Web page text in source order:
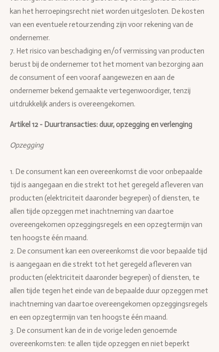
kan het herroepingsrecht niet worden uitgesloten. De kosten
van een eventuele retourzending zijn voor rekening van de
ondernemer.
7. Het risico van beschadiging en/of vermissing van producten
berust bij de ondernemer tot het moment van bezorging aan
de consument of een vooraf aangewezen en aan de
ondernemer bekend gemaakte vertegenwoordiger, tenzij
uitdrukkelijk anders is overeengekomen.
Artikel 12 - Duurtransacties: duur, opzegging en verlenging
Opzegging
1. De consument kan een overeenkomst die voor onbepaalde
tijd is aangegaan en die strekt tot het geregeld afleveren van
producten (elektriciteit daaronder begrepen) of diensten, te
allen tijde opzeggen met inachtneming van daartoe
overeengekomen opzeggingsregels en een opzegtermijn van
ten hoogste één maand.
2. De consument kan een overeenkomst die voor bepaalde tijd
is aangegaan en die strekt tot het geregeld afleveren van
producten (elektriciteit daaronder begrepen) of diensten, te
allen tijde tegen het einde van de bepaalde duur opzeggen met
inachtneming van daartoe overeengekomen opzeggingsregels
en een opzegtermijn van ten hoogste één maand.
3. De consument kan de in de vorige leden genoemde
overeenkomsten: te allen tijde opzeggen en niet beperkt